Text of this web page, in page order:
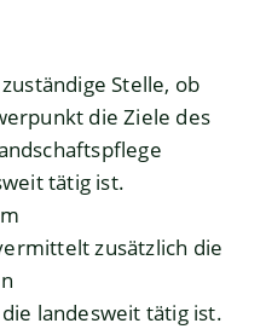
Stelle, ob
die Ziele des
tätig ist.
zusätzlich die
landesweit tätig ist.